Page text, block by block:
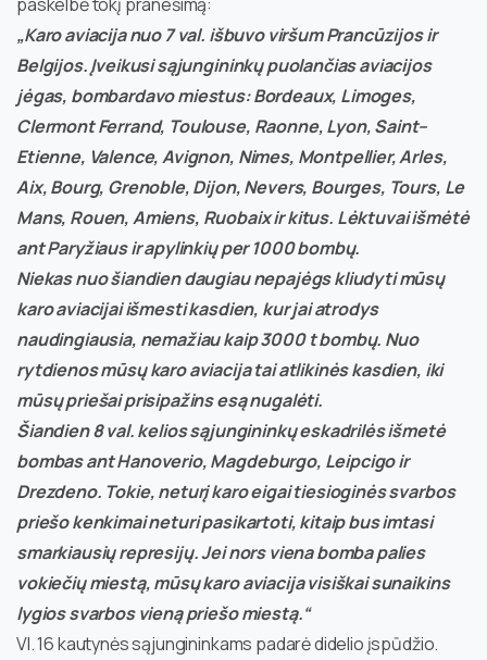
„Karo aviacija nuo 7 val. išbuvo viršum Prancūzijos ir
Belgijos. Įveikusi sąjungininkų puolančias aviacijos
jėgas, bombardavo miestus: Bordeaux, Limoges,
Clermont Ferrand, Toulouse, Raonne, Lyon, Saint–
Etienne, Valence, Avignon, Nimes, Montpellier, Arles,
Aix, Bourg, Grenoble, Dijon, Nevers, Bourges, Tours, Le
Mans, Rouen, Amiens, Ruobaix ir kitus. Lėktuvai išmėtė
ant Paryžiaus ir apylinkių per 1000 bombų.
Niekas nuo šiandien daugiau nepajėgs kliudyti mūsų
karo aviacijai išmesti kasdien, kur jai atrodys
naudingiausia, nemažiau kaip 3000 t bombų. Nuo
rytdienos mūsų karo aviacija tai atlikinės kasdien, iki
mūsų priešai prisipažins esą nugalėti.
Šiandien 8 val. kelios sąjungininkų eskadrilės išmetė
bombas ant Hanoverio, Magdeburgo, Leipcigo ir
Drezdeno. Tokie, neturį karo eigai tiesioginės svarbos
priešo kenkimai neturi pasikartoti, kitaip bus imtasi
smarkiausių represijų. Jei nors viena bomba palies
vokiečių miestą, mūsų karo aviacija visiškai sunaikins
lygios svarbos vieną priešo miestą.“
VI. 16 kautynės sąjungininkams padarė didelio įspūdžio.